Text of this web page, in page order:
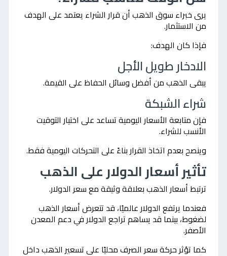
يرى خبراء سوق الذهب أن قرار الشراء يعتمد على الهدف
من الاستثمار.
فإذا كان الهدف:
الادخار طويل الأجل
يبقى الذهب من أفضل وسائل الحفاظ على القيمة.
شراء الشبكة
فإن متابعة الأسعار اليومية تساعد على اختيار التوقيت
الأنسب للشراء.
وينصح بعدم اتخاذ القرار بناءً على التحركات اليومية فقط.
تأثير أسعار الدولار على الذهب
ترتبط أسعار الذهب بعلاقة وثيقة مع سعر الدولار.
فعندما يرتفع الدولار عالميًا، قد تتعرض أسعار الذهب
لضغوط، بينما قد يساهم تراجع الدولار في دعم المعدن
الأصفر.
كما تؤثر حركة سعر الصرف محليًا على تسعير الذهب داخل